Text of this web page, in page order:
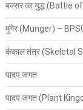
बक्सर का युद्ध (Battle of
मुंगेर (Munger) – BPSC
कंकाल तंत्र (Skeletal
पादप जगत
पादप जगत (Plant